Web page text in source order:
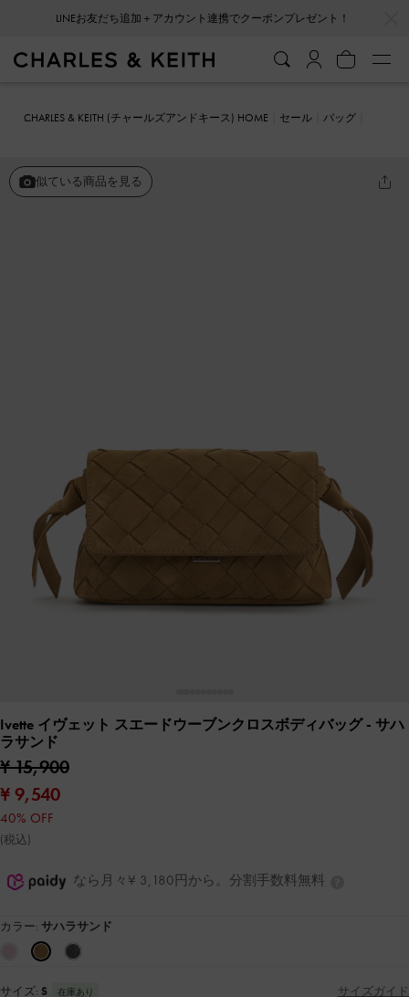
LINEお友だち追加＋アカウント連携でクーポンプレゼント！
CHARLES & KEITH (チャールズアンドキース) HOME セール
バッグ
似ている商品を見る
Ivette イヴェット スエードウーブンクロスボディバッグ- サハ
ラサンド
¥ 15,900
¥ 9,540
40% OFF
(税込)
なら月々¥ 3,180円から。分割手数料無料
カラー: サハラサンド
サイズ: S 在庫あり サイズガイド